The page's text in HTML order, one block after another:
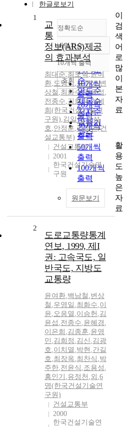
한글로보기
정확도순
정확도
순
인기도
순
연도순
제목순
저자순
발행기
관순
내림차순
내림차순
10개씩 출력
10개씩
출력
20개씩
출력
30개씩
출력
50개씩
출력
100개씩
출력
조회
1
교
통
정보(ARS)제공
의 효과분석
최대순,최도혁,윤여
환,도명식 ,오주삼,변
상철 ,최화수,김윤섭 ,
전종수,김희정,김세
희(한국건설기술연
구원),김일중,유성
호,안정훈,김철민(건
설교통부)
건설교통부
2001
한국건설기술연
구원
원문보기
2
도로교통량통계
연보, 1999, 제I
권: 고속국도, 일
반국도, 지방도
교통량
윤여환,백남철 ,변상
철 ,우영일 ,최화수,이
윤,오응열 ,이승헌 ,김
윤섭 ,전종수,윤혜경 ,
이은희 ,김종훈,윤영
민 ,김희정 ,김신 ,김광
호,이치열 ,박현 ,간길
호,최장옥,최찬식 ,박
주한,전윤식 ,조용성 ,
홍인기 ,유정천 ,외 ,6
명(한국건설기술연
구원)
건설교통부
2000
한국건설기술연
이
검
색
어
로
많
이
본
자
료
활
용
도
높
은
자
료